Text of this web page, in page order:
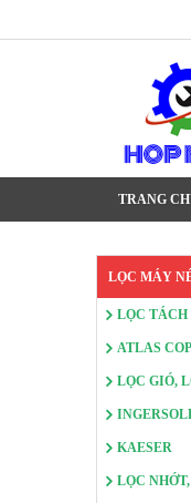
TRANG
LỌC MÁY
LỌC TÁCH
ATLAS
LỌC GIÓ,
KAESER
LỌC